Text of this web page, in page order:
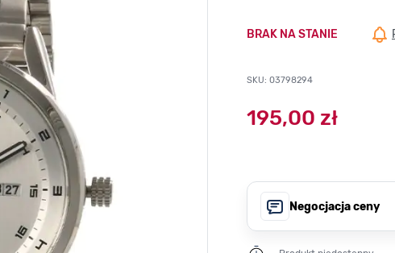
BRAK NA STANIE
SKU: 03798294
195,00 zł
Negocjacja ceny